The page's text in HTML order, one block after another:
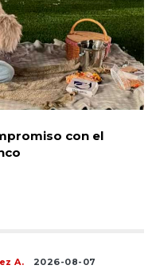
con el
A. 2026-08-07